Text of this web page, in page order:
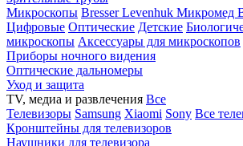
Микроскопы BresserLevenhuk Микромед
Цифровые Оптические Детские
микроскопы Аксессуары для микроскопов
Приборы ночного видения
Оптические дальномеры
Уход и защита
TV, медиа и развлечения Все
Телевизоры Samsung Xiaomi Sony Все
Кронштейны для телевизоров
Наушники для телевизора